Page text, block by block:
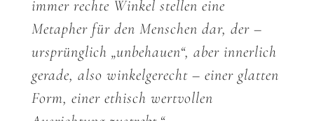
immer rechte Winkel stellen eine
Metapher für den Menschen dar, der –
ursprünglich „unbehauen“, aber innerlich
gerade, also winkelgerecht – einer glatten
Form, einer ethisch wertvollen